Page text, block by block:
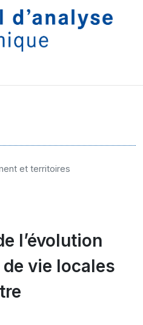
et territoires
l’évolution
vie locales